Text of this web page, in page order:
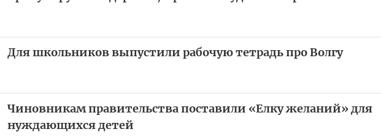
Для школьников выпустили рабочую тетрадь про Волгу
Чиновникам правительства поставили «Елку желаний» для
нуждающихся детей